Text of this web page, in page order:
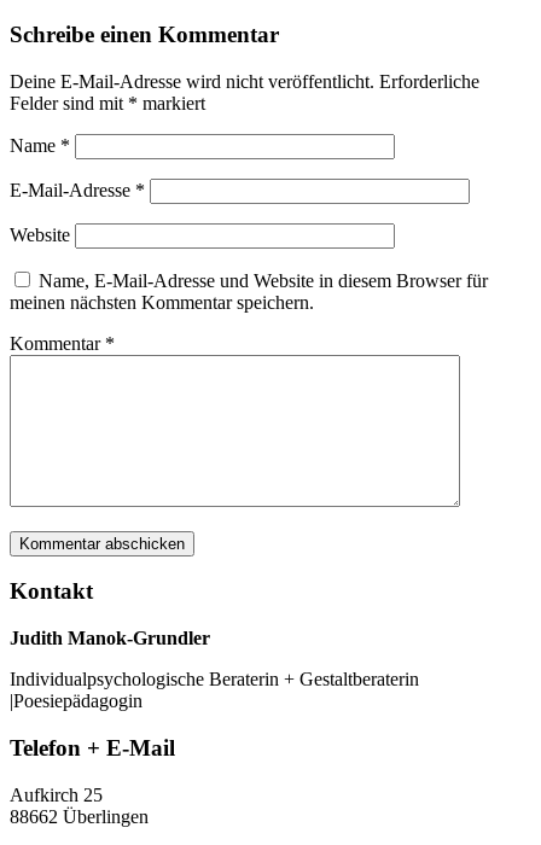
Schreibe einen Kommentar
Deine E-Mail-Adresse wird nicht veröffentlicht. Erforderliche
Felder sind mit * markiert
Name *
E-Mail-Adresse *
Website
Name, E-Mail-Adresse und Website in diesem Browser für
meinen nächsten Kommentar speichern.
Kommentar *
Kontakt
Judith Manok-Grundler
Individualpsychologische Beraterin + Gestaltberaterin
|Poesiepädagogin
Telefon + E-Mail
Aufkirch 25
88662 Überlingen